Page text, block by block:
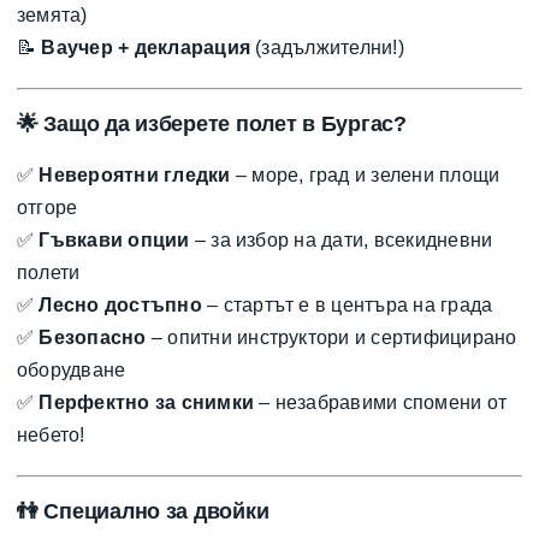
земята)
📝 Ваучер + декларация (задължителни!)
🌟Защо да изберете полет в Бургас?
✅ Невероятни гледки – море, град и зелени площи
отгоре
✅ Гъвкави опции – за избор на дати, всекидневни
полети
✅Лесно достъпно– стартът е в центъра на града
✅ Безопасно – опитни инструктори и сертифицирано
оборудване
✅ Перфектно за снимки – незабравими спомени от
небето!
👫Специално за двойки